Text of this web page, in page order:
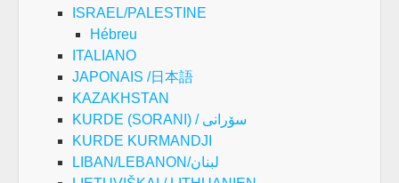
ISRAEL/PALESTINE
Hébreu
ITALIANO
JAPONAIS /日本語
KAZAKHSTAN
KURDE (SORANI) / سۆرانی
KURDE KURMANDJI
LIBAN/LEBANON/لبنان